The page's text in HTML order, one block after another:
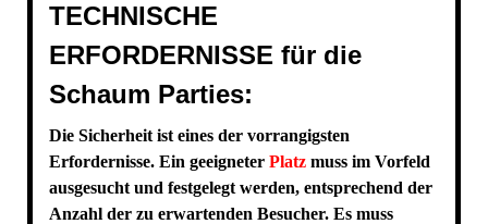
TECHNISCHE
ERFORDERNISSE für die
Schaum Parties:
Die Sicherheit ist eines der vorrangigsten
Erfordernisse. Ein geeigneterPlatz muss im Vorfeld
ausgesucht und festgelegt werden, entsprechend der
Anzahl der zu erwartenden Besucher. Es muss